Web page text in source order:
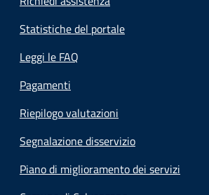
Statistiche del portale
Leggi le FAQ
Pagamenti
Riepilogo valutazioni
Segnalazione disservizio
Piano di miglioramento dei servizi